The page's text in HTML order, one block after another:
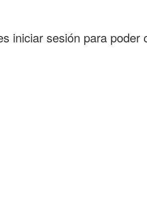
iniciar sesión para poder